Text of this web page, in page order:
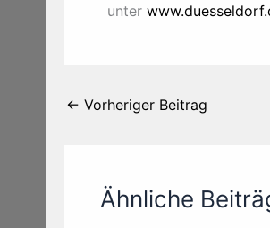
unter
← Vorheriger Beitrag
Ähnliche